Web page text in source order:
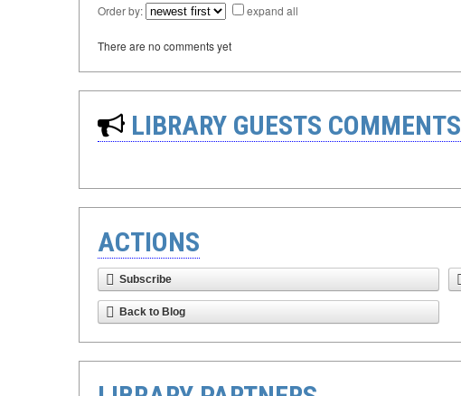
Order by: expand all
There are no comments yet
LIBRARY GUESTS COMMENTS
ACTIONS
Subscribe
Back to Blog